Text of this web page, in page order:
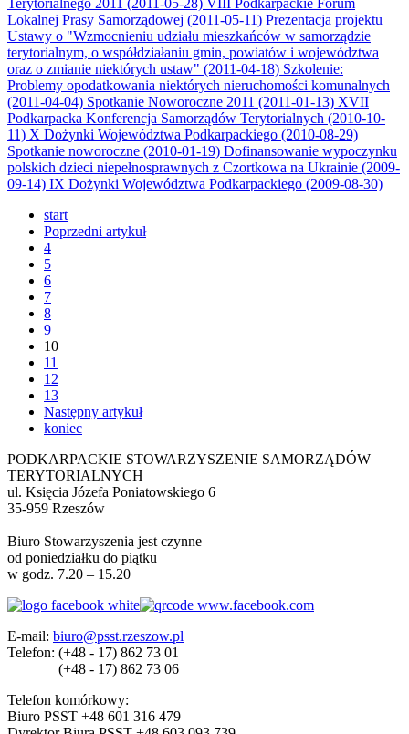
Terytorialnego 2011 (2011-05-28) VIII Podkarpackie Forum
Lokalnej Prasy Samorządowej (2011-05-11) Prezentacja projektu
Ustawy o "Wzmocnieniu udziału mieszkańców w samorządzie
terytorialnym, o współdziałaniu gmin, powiatów i województwa
oraz o zmianie niektórych ustaw" (2011-04-18) Szkolenie:
Problemy opodatkowania niektórych nieruchomości komunalnych
(2011-04-04) Spotkanie Noworoczne 2011 (2011-01-13) XVII
Podkarpacka Konferencja Samorządów Terytorialnych (2010-10-
11) X Dożynki Województwa Podkarpackiego (2010-08-29)
Spotkanie noworoczne (2010-01-19) Dofinansowanie wypoczynku
polskich dzieci niepełnosprawnych z Czortkowa na Ukrainie (2009-
09-14) IX Dożynki Województwa Podkarpackiego (2009-08-30)
start
Poprzedni artykuł
4
5
6
7
8
9
10
11
12
13
Następny artykuł
koniec
PODKARPACKIE STOWARZYSZENIE SAMORZĄDÓW
TERYTORIALNYCH
ul. Księcia Józefa Poniatowskiego 6
35-959 Rzeszów
Biuro Stowarzyszenia jest czynne
od poniedziałku do piątku
w godz. 7.20 – 15.20
E-mail: biuro@psst.rzeszow.pl
Telefon: (+48 - 17) 862 73 01
(+48 - 17) 862 73 06
Telefon komórkowy:
Biuro PSST +48 601 316 479